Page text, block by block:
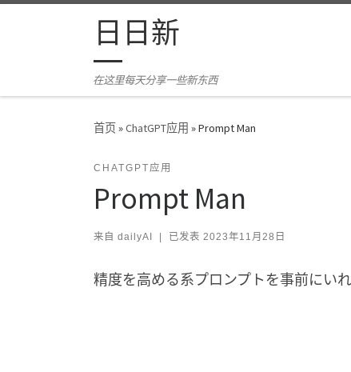
Skip to content日日新
在这里每天分享一些新东西
首页»ChatGPT应用 »Prompt Man
CHATGPT应用
Prompt Man
来自 dailyAI 已发表 2023年11月28日
精度を高める系プロンプトを事前にい